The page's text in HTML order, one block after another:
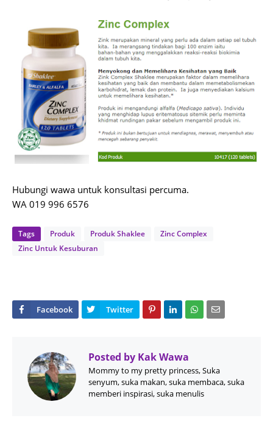
Hubungi wawa untuk konsultasi percuma.
WA 019 996 6576
Tags Produk Produk Shaklee
Zinc Complex
Zinc Untuk Kesuburan
Posted by Kak Wawa
Mommy to my pretty princess, Suka
senyum, suka makan, suka membaca, suka
memberi inspirasi, suka menulis